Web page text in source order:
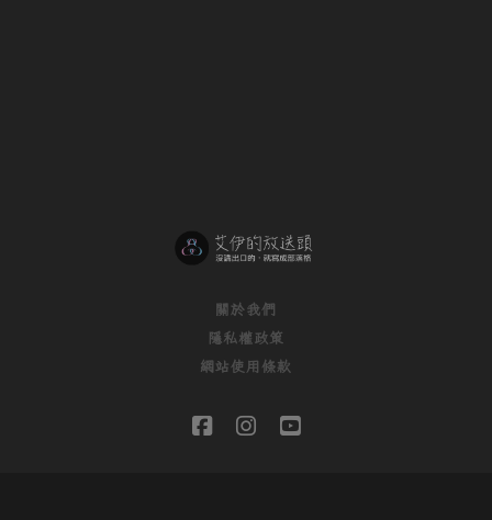
關於我們
隱私權政策
網站使用條款
facebookinstagram
youtube